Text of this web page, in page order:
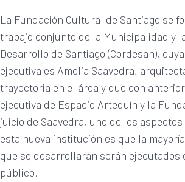
La Fundación Cultural de Santiago se
trabajo conjunto de la Municipalidad y
Desarrollo de Santiago (Cordesan),
ejecutiva es Amelia Saavedra,
trayectoria en el área y que con
ejecutiva de Espacio Artequín y la
juicio de Saavedra, uno de los
esta nueva institución es que la
que se desarrollarán serán ejecutados
público.